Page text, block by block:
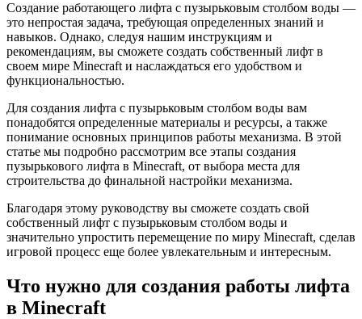
Создание работающего лифта с пузырьковым столбом воды —
это непростая задача, требующая определенных знаний и
навыков. Однако, следуя нашим инструкциям и
рекомендациям, вы сможете создать собственный лифт в
своем мире Minecraft и наслаждаться его удобством и
функциональностью.
Для создания лифта с пузырьковым столбом воды вам
понадобятся определенные материалы и ресурсы, а также
понимание основных принципов работы механизма. В этой
статье мы подробно рассмотрим все этапы создания
пузырькового лифта в Minecraft, от выбора места для
строительства до финальной настройки механизма.
Благодаря этому руководству вы сможете создать свой
собственный лифт с пузырьковым столбом воды и
значительно упростить перемещение по миру Minecraft, сделав
игровой процесс еще более увлекательным и интересным.
Что нужно для создания работы лифта
в Minecraft